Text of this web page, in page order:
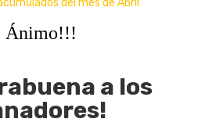
Ánimo!!!
a los